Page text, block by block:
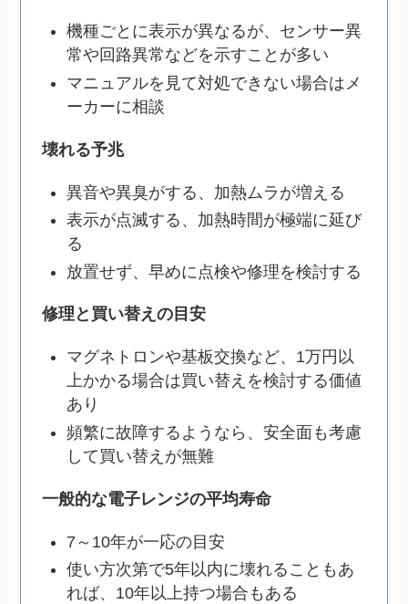
機種ごとに表示が異なるが、センサー異
常や回路異常などを示すことが多い
マニュアルを見て対処できない場合はメ
ーカーに相談
壊れる予兆
異音や異臭がする、加熱ムラが増える
表示が点滅する、加熱時間が極端に延び
る
放置せず、早めに点検や修理を検討する
修理と買い替えの目安
マグネトロンや基板交換など、1万円以
上かかる場合は買い替えを検討する価値
あり
頻繁に故障するようなら、安全面も考慮
して買い替えが無難
一般的な電子レンジの平均寿命
7～10年が一応の目安
使い方次第で5年以内に壊れることもあ
れば、10年以上持つ場合もある